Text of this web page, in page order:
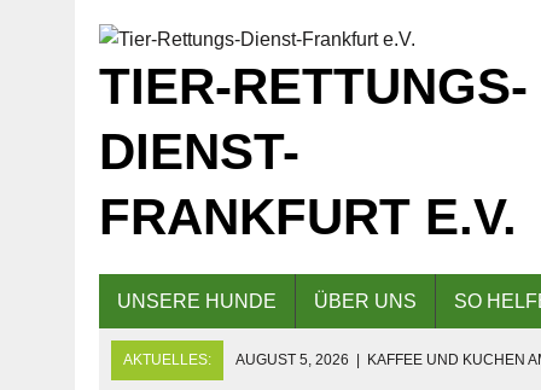
TIER-RETTUNGS-
DIENST-
FRANKFURT E.V.
UNSERE HUNDE ÜBER UNS SO
AKTUELLES: AUGUST 5, 2026 KAFFEE UND KUCHEN